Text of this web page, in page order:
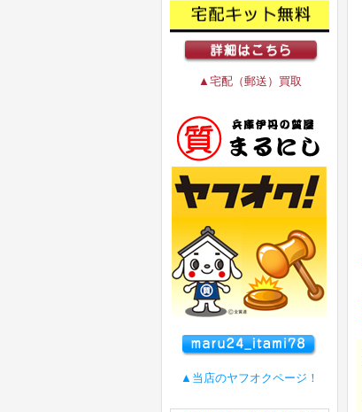
▲宅配（郵送）買取
▲当店のヤフオクページ！